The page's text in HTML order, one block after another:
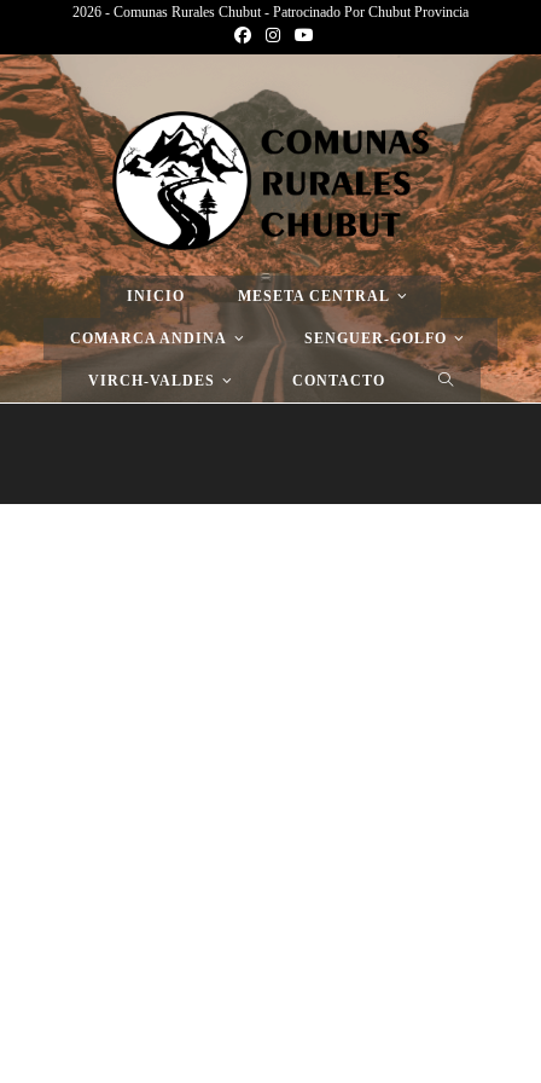
2026 - Comunas Rurales Chubut - Patrocinado Por Chubut Provincia
INICIO MESETA CENTRAL
COMARCA ANDINA SENGUER-GOLFO
VIRCH-VALDES CONTACTO
Página Nueva
> Página Nueva > Página Nueva